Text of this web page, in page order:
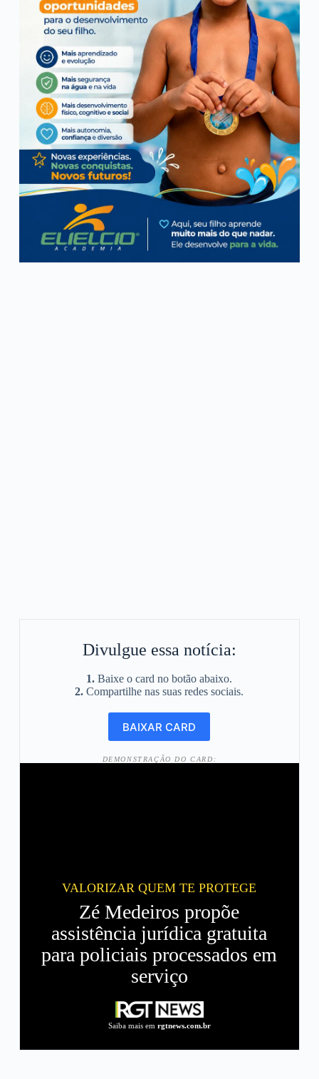
Divulgue essa notícia:
1. Baixe o card no botão abaixo.
2. Compartilhe nas suas redes sociais.
DEMONSTRAÇÃO DO CARD:
VALORIZAR QUEM TE PROTEGE
Zé Medeiros propõe
assistência jurídica gratuita
para policiais processados em
serviço
Saiba mais em rgtnews.com.br